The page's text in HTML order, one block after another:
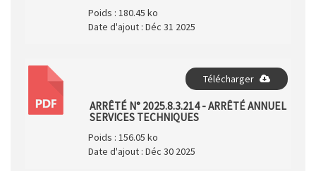
Poids : 180.45 ko
Date d'ajout : Déc 31 2025
PDF
Télécharger
ARRÊTÉ N° 2025.8.3.214 - ARRÊTÉ ANNUEL
SERVICES TECHNIQUES
Poids : 156.05 ko
Date d'ajout : Déc 30 2025